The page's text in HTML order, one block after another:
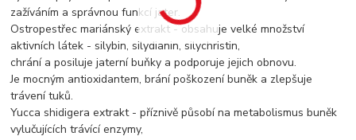
zažíváním a správnou funkcí jater.
Ostropestřec mariánský extrakt - obsahuje velké množství
aktivních látek - silybin, silydianin, silychristin,
chrání a posiluje jaterní buňky a podporuje jejich obnovu.
Je mocným antioxidantem, brání poškození buněk a zlepšuje
trávení tuků.
Yucca shidigera extrakt - příznivě působí na metabolismus buněk
vylučujících trávící enzymy,